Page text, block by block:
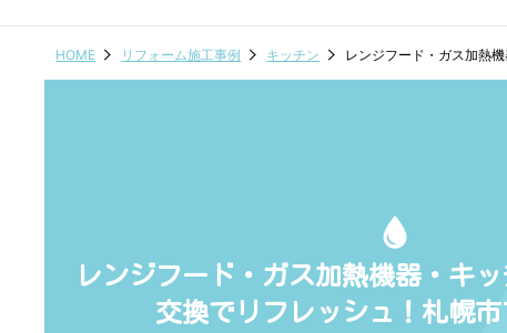
HOME リフォーム施工事例 キッチン レンジフード・ガス加熱
レンジフード・ガス加熱機器・キッ
交換でリフレッシュ！札幌